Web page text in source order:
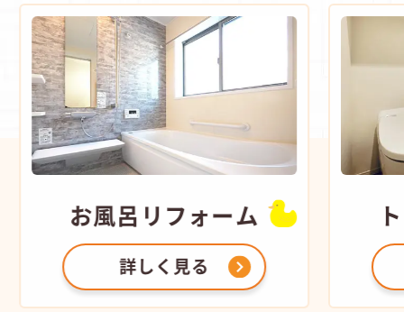
お風呂 リフォーム
詳しく見る